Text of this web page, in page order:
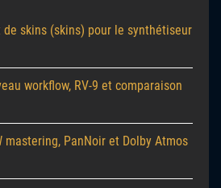
de skins (skins) pour le synthétiseur
workflow, RV-9 et comparaison
mastering, PanNoir et Dolby Atmos